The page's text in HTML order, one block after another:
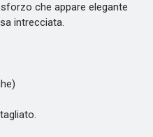
che appare elegante
intrecciata.